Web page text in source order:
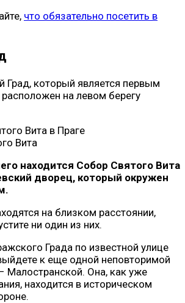
что обязательно посетить в
Град, который является первым
на левом берегу
Вита
находится Собор Святого Вита
дворец, который окружен
на близком расстоянии,
ни один из них.
Града по известной улице
к еще одной неповторимой
Малостранской. Она, как уже
находится в историческом